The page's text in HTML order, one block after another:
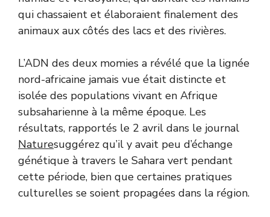
qui chassaient et élaboraient finalement des
animaux aux côtés des lacs et des rivières.
L’ADN des deux momies a révélé que la lignée
nord-africaine jamais vue était distincte et
isolée des populations vivant en Afrique
subsaharienne à la même époque. Les
résultats, rapportés le 2 avril dans le journal
Naturesuggérez qu’il y avait peu d’échange
génétique à travers le Sahara vert pendant
cette période, bien que certaines pratiques
culturelles se soient propagées dans la région.